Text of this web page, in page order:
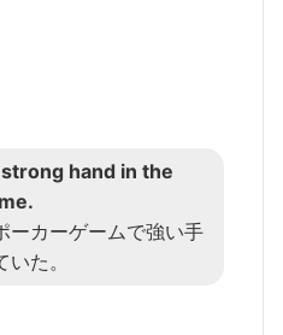
hand in the
ーカーゲームで強い手
た。